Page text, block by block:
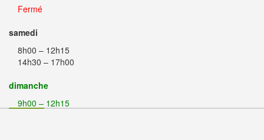
Fermé
samedi
8h00 – 12h15
14h30 – 17h00
dimanche
9h00 – 12h15